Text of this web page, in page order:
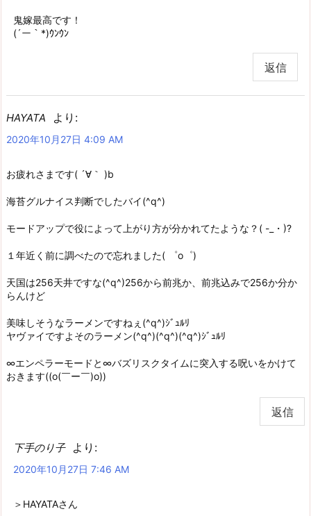
鬼嫁最高です！
(´ー｀*)ｳﾝｳﾝ
返信
HAYATA より:
2020年10月27日 4:09 AM
お疲れさまです( ´∀｀ )b
海苔グルナイス判断でしたバイ(^q^)
モードアップで役によって上がり方が分かれてたような？( -_・)?
１年近く前に調べたので忘れました( ゜o゜)
天国は256天井ですな(^q^)256から前兆か、前兆込みで256か分か
らんけど
美味しそうなラーメンですねぇ(^q^)ｼﾞｭﾙﾘ
ヤヴァイですよそのラーメン(^q^)(^q^)(^q^)ｼﾞｭﾙﾘ
∞エンペラーモードと∞バズリスクタイムに突入する呪いをかけて
おきます((o(￣ー￣)o))
返信
下手のり子 より:
2020年10月27日 7:46 AM
＞HAYATAさん